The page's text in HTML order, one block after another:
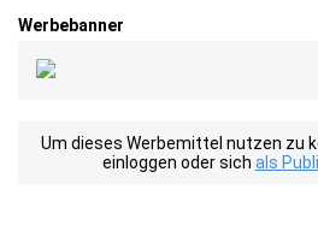
Werbebanner
Um dieses Werbemittel nutzen zu
einloggen oder sich als